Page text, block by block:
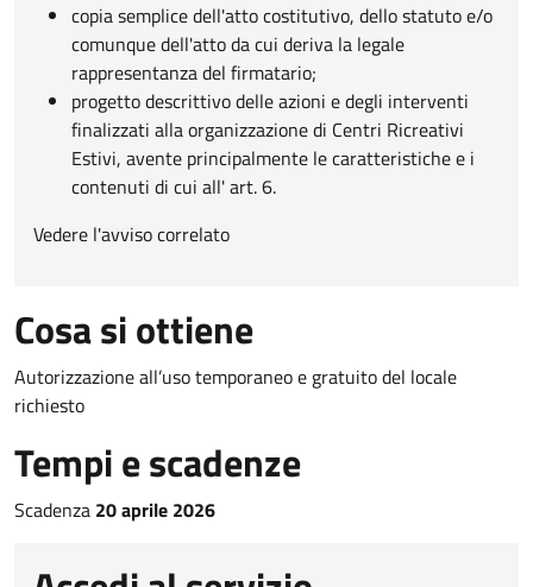
copia semplice dell'atto costitutivo, dello statuto e/o
comunque dell'atto da cui deriva la legale
rappresentanza del firmatario;
progetto descrittivo delle azioni e degli interventi
finalizzati alla organizzazione di Centri Ricreativi
Estivi, avente principalmente le caratteristiche e i
contenuti di cui all' art. 6.
Vedere l'avviso correlato
Cosa si ottiene
Autorizzazione all’uso temporaneo e gratuito del locale
richiesto
Tempi e scadenze
Scadenza 20 aprile 2026